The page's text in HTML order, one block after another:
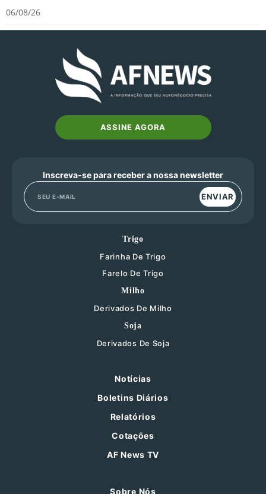
06/08/26
ASSINE AGORA
Inscreva-se para receber a nossa newsletter
ENVIAR
Trigo
Farinha De Trigo
Farelo De Trigo
Milho
Derivados De Milho
Soja
Derivados De Soja
Notícias
Boletins Diários
Relatórios
Cotações
AF News TV
Sobre Nós